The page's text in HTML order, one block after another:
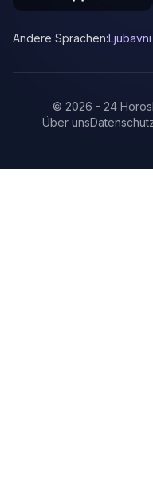
Andere Sprachen:
© 2026 - 24
Über uns